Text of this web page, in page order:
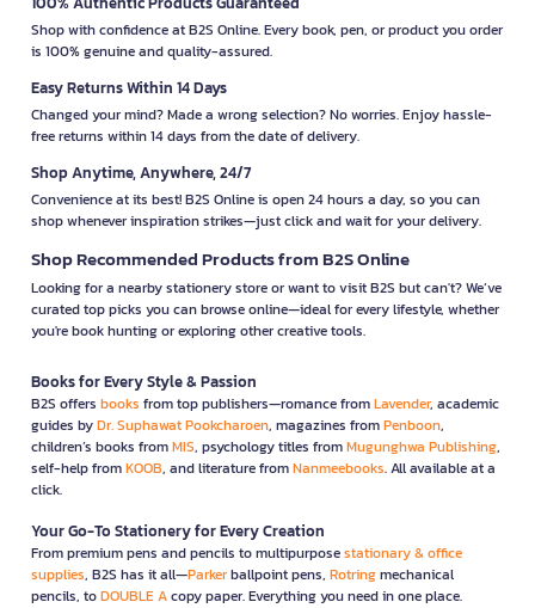
Shop with confidence at B2S Online. Every book, pen, or product you order
is 100% genuine and quality-assured.
Easy Returns Within 14 Days
Changed your mind? Made a wrong selection? No worries. Enjoy hassle-
free returns within 14 days from the date of delivery.
Shop Anytime, Anywhere, 24/7
Convenience at its best! B2S Online is open 24 hours a day, so you can
shop whenever inspiration strikes—just click and wait for your delivery.
Shop Recommended Products from B2S Online
Looking for a nearby stationery store or want to visit B2S but can't? We’ve
curated top picks you can browse online—ideal for every lifestyle, whether
you're book hunting or exploring other creative tools.
Books for Every Style & Passion
B2S offers books from top publishers—romance fromLavender, academic
guides byDr. Suphawat Pookcharoen, magazines fromPenboon,
children’s books fromMIS, psychology titles fromMugunghwa Publishing,
self-help fromKOOB, and literature fromNanmeebooks. All available at a
click.
Your Go-To Stationery for Every Creation
From premium pens and pencils to multipurposestationary & office
supplies, B2S has it all—Parkerballpoint pens, Rotringmechanical
pencils, toDOUBLE Acopy paper. Everything you need in one place.